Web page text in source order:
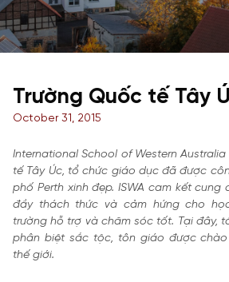
Trường Quốc tế Tây
October 31, 2015
International School of Western Australia
tế Tây Úc, tổ chức giáo dục đã được
phố Perth xinh đẹp. ISWA cam kết
đầy thách thức và cảm hứng cho
trường hỗ trợ và chăm sóc tốt. Tại đây,
phân biệt sắc tộc, tôn giáo được
thế giới.